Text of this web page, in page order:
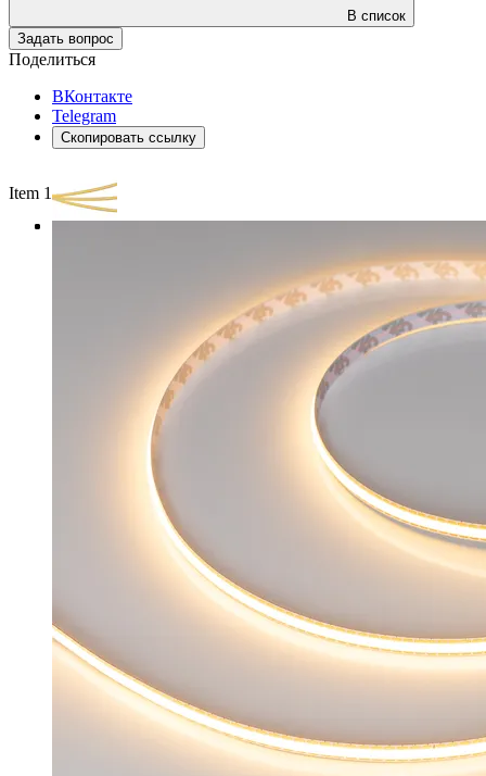
В список
Задать вопрос
Поделиться
ВКонтакте
Telegram
Скопировать ссылку
Item 1 of 3